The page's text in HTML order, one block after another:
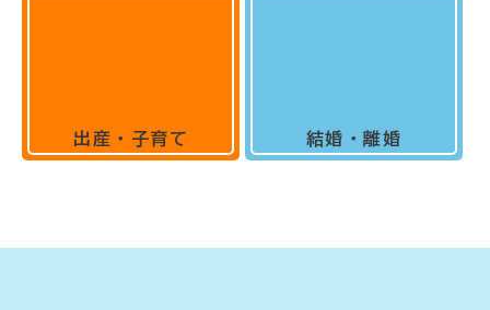
出産・子育て 結婚・離婚